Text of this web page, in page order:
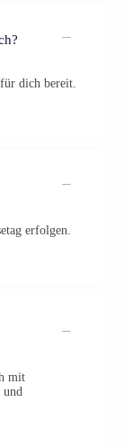
dich bereit.
erfolgen.
mit
und